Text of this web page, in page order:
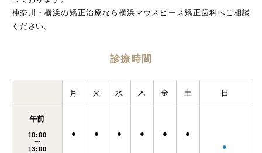
神奈川・横浜の矯正治療なら横浜マウスピース矯正歯科へご相談
ください。
診療時間
月 火 水 木 金 土 日
午前
10:00
〜
13:00
● ● ● ● ●
●
●